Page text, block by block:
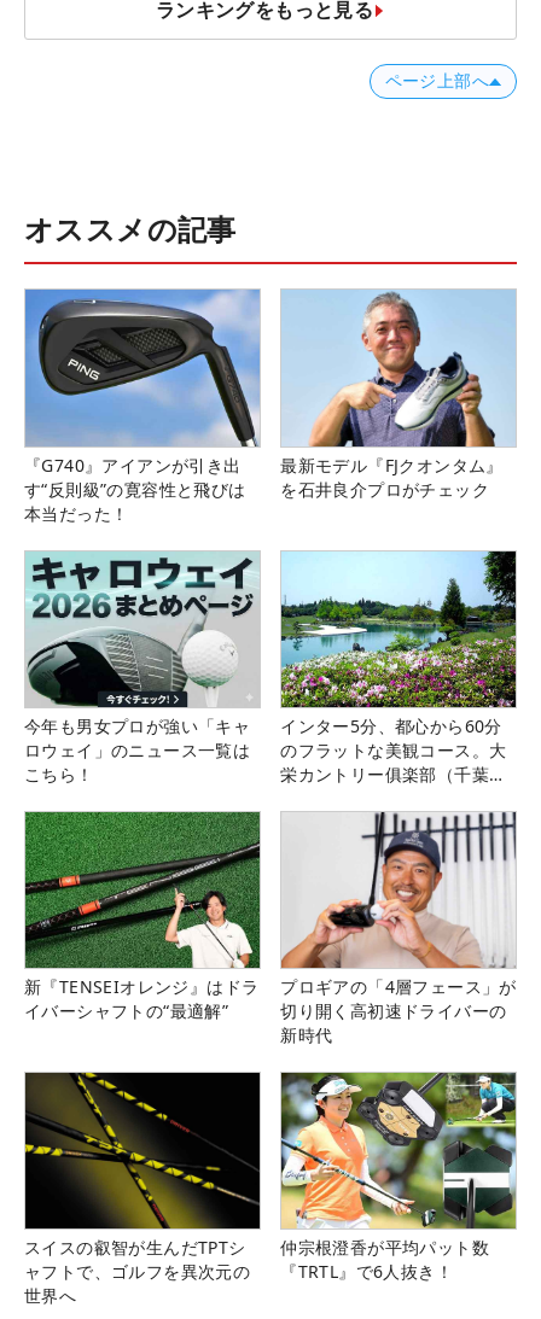
ランキングをもっと見る
ページ上部へ
オススメの記事
『G740』アイアンが引き出
す“反則級”の寛容性と飛びは
本当だった！
最新モデル『FJクオンタム』
を石井良介プロがチェック
今年も男女プロが強い「キャ
ロウェイ」のニュース一覧は
こちら！
インター5分、都心から60分
のフラットな美観コース。大
栄カントリー俱楽部（千葉
新『TENSEIオレンジ』はドラ
イバーシャフトの“最適解”
プロギアの「4層フェース」が
切り開く高初速ドライバーの
新時代
スイスの叡智が生んだTPTシ
ャフトで、ゴルフを異次元の
世界へ
仲宗根澄香が平均パット数
『TRTL』で6人抜き！